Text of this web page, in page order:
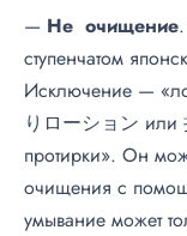
— Не очищение
ступенчатом
Исключение —
りローション или
протирки». Он
очищения с
умывание может